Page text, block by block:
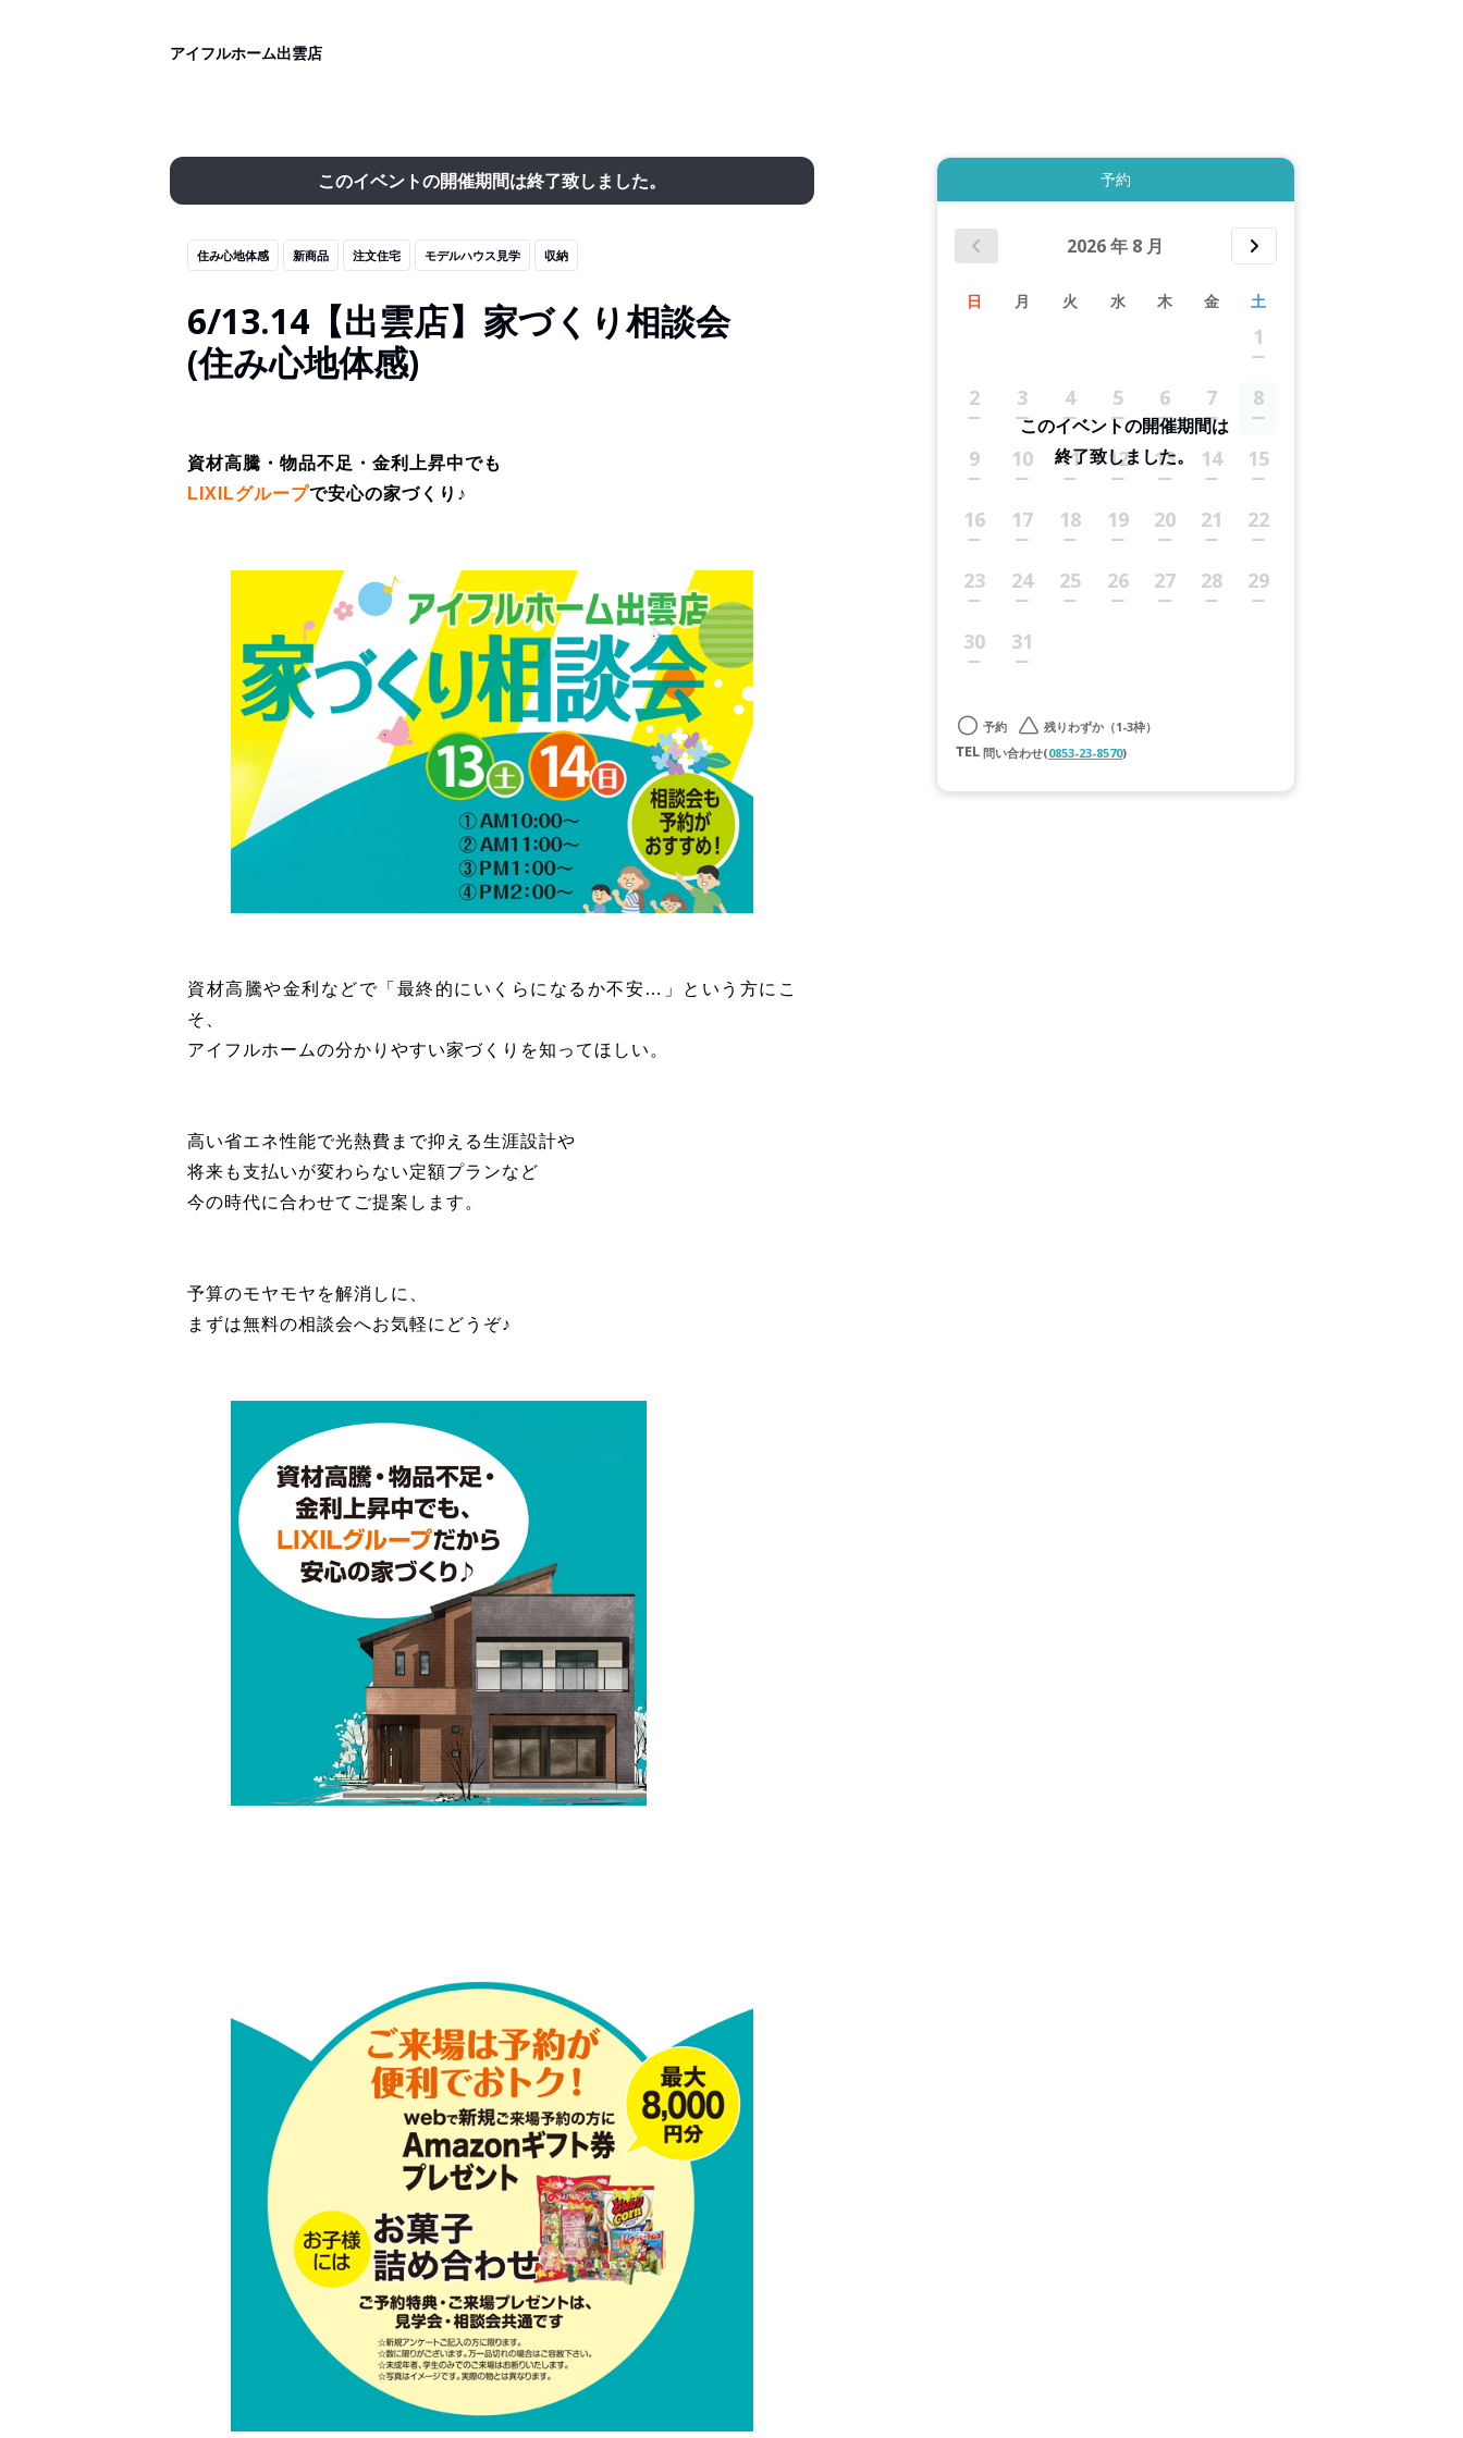
アイフルホーム出雲店
このイベントの開催期間は終了致しました。
住み心地体感 新商品 注文住宅 モデルハウス見学 収納
6/13.14【出雲店】家づくり相談会
(住み心地体感)
資材高騰・物品不足・金利上昇中でも
LIXILグループで安心の家づくり♪
資材高騰や金利などで「最終的にいくらになるか不安…」という方にこ
そ、
アイフルホームの分かりやすい家づくりを知ってほしい。
高い省エネ性能で光熱費まで抑える生涯設計や
将来も支払いが変わらない定額プランなど
今の時代に合わせてご提案します。
予算のモヤモヤを解消しに、
まずは無料の相談会へお気軽にどうぞ♪
予約
2026年 8 月
日 月 火 水 木 金 土
1
2 3 4 5 6 7 8
9 10 11 12 13 14 15
16 17 18 19 20 21 22
23 24 25 26 27 28 29
30 31
このイベントの開催期間は
終了致しました。
予約
残りわずか（1-3枠）
問い合わせ(0853-23-8570)